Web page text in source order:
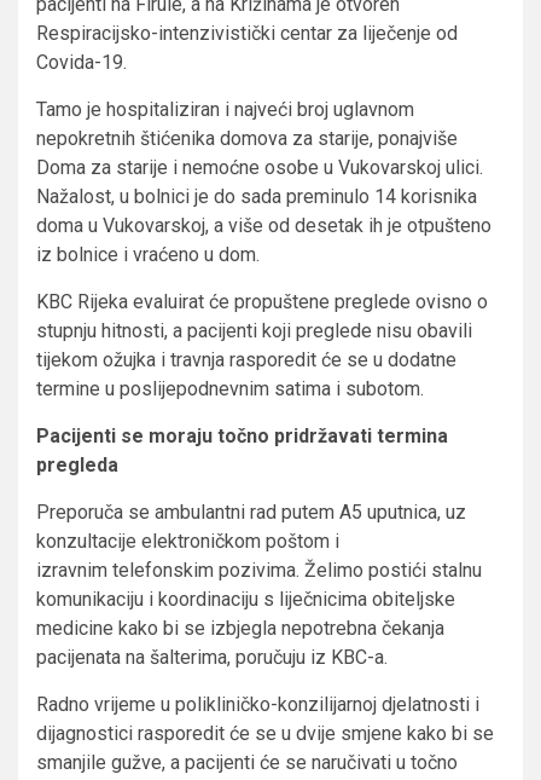
Respiracijsko-intenzivistički centar za liječenje od
Covida-19.
Tamo je hospitaliziran i najveći broj uglavnom
nepokretnih štićenika domova za starije, ponajviše
Doma za starije i nemoćne osobe u Vukovarskoj ulici.
Nažalost, u bolnici je do sada preminulo 14 korisnika
doma u Vukovarskoj, a više od desetak ih je otpušteno
iz bolnice i vraćeno u dom.
KBC Rijeka evaluirat će propuštene preglede ovisno o
stupnju hitnosti, a pacijenti koji preglede nisu obavili
tijekom ožujka i travnja rasporedit će se u dodatne
termine u poslijepodnevnim satima i subotom.
Pacijenti se moraju točno pridržavati termina
pregleda
Preporuča se ambulantni rad putem A5 uputnica, uz
konzultacije elektroničkom poštom i
izravnim telefonskim pozivima. Želimo postići stalnu
komunikaciju i koordinaciju s liječnicima obiteljske
medicine kako bi se izbjegla nepotrebna čekanja
pacijenata na šalterima, poručuju iz KBC-a.
Radno vrijeme u polikliničko-konzilijarnoj djelatnosti i
dijagnostici rasporedit će se u dvije smjene kako bi se
smanjile gužve, a pacijenti će se naručivati u točno